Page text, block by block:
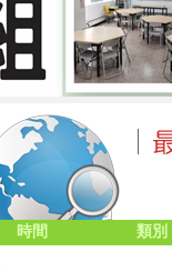
時間 類別